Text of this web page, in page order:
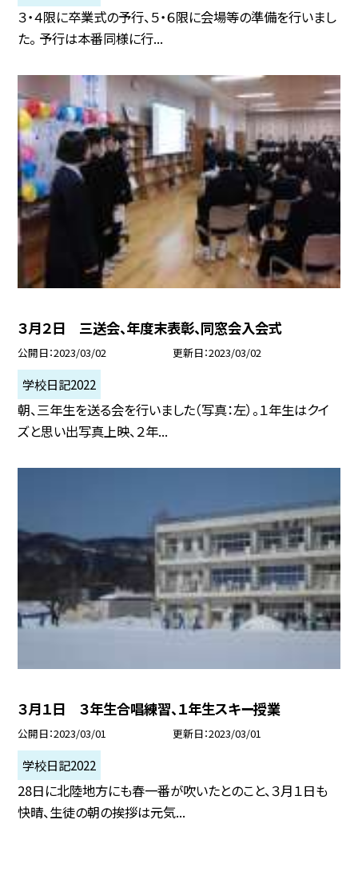
３・４限に卒業式の予行、５・６限に会場等の準備を行いまし
た。 予行は本番同様に行...
３月２日 三送会、年度末表彰、同窓会入会式
公開日 2023/03/02 更新日 2023/03/02
学校日記2022
朝、三年生を送る会を行いました（写真：左）。１年生はクイ
ズと思い出写真上映、２年...
３月１日 ３年生合唱練習、１年生スキー授業
公開日 2023/03/01 更新日 2023/03/01
学校日記2022
28日に北陸地方にも春一番が吹いたとのこと、３月１日も
快晴、生徒の朝の挨拶は元気...